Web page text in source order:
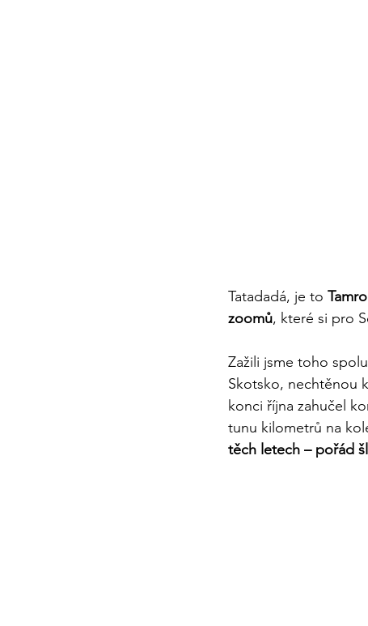
Tatadadá, je to
zoomů, které si pro
Zažili jsme toho
Skotsko, nechtěnou
konci října zahučel
tunu kilometrů na
těch letech – pořád